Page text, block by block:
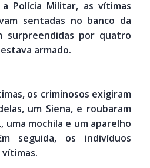
a Polícia Militar, as vítimas
sentadas no banco da
surpreendidas por quatro
armado.
os criminosos exigiram
um Siena, e roubaram
uma mochila e um aparelho
seguida, os indivíduos